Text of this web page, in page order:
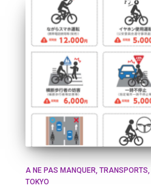
A NE PAS MANQUER TRANSPORTS
TOKYO